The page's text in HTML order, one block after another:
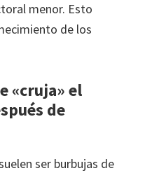
menor. Esto
de los
«cruja» el
de
ser burbujas de